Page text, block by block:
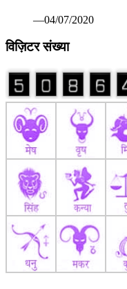
—04/07/2020
विज़िटर संख्या